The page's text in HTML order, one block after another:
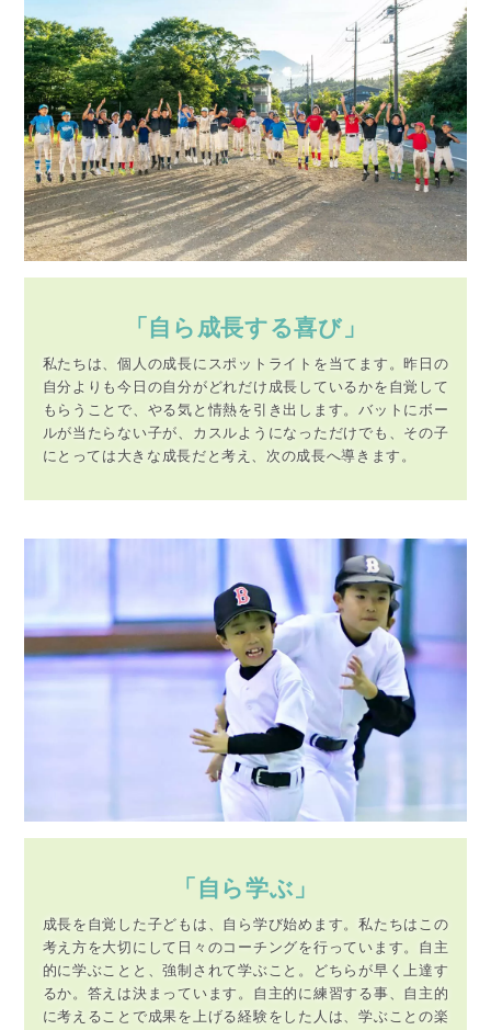
「自ら成長する喜び」
私たちは、個人の成長にスポットライトを当てます。昨日の
自分よりも今日の自分がどれだけ成長しているかを自覚して
もらうことで、やる気と情熱を引き出します。バットにボー
ルが当たらない子が、カスルようになっただけでも、その子
にとっては大きな成長だと考え、次の成長へ導きます。
「自ら学ぶ」
成長を自覚した子どもは、自ら学び始めます。私たちはこの
考え方を大切にして日々のコーチングを行っています。自主
的に学ぶことと、強制されて学ぶこと。どちらが早く上達す
るか。答えは決まっています。自主的に練習する事、自主的
に考えることで成果を上げる経験をした人は、学ぶことの楽